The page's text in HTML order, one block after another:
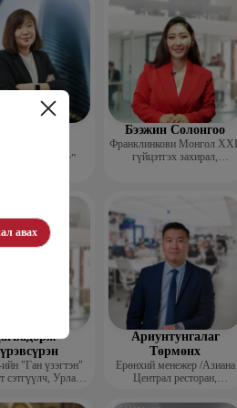
авах
анд консалтинг”
Бээжин Солонгоо
Франклинкови Монгол
гүйцэтгэх захирал,
"Ган үзэгтэн"
сэтгүүлч, Урлаг
Ариунтунгалаг
Төрмөнх
Ерөнхий менежер /Азиана
Централ ресторан,
катеринг ХХК/